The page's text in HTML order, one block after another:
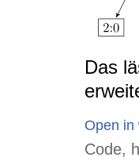
Das
Open in
Code,